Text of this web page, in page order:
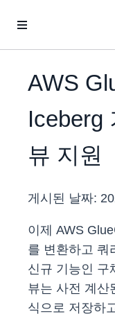
AWS
Iceberg
뷰 지원
게시된 날짜:
이제 AWS
를 변환하고 쿼
신규 기능인 구
뷰는 사전 계산
식으로 저장하